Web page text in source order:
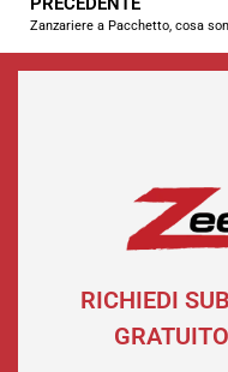
Zanzariere a Pacchetto, cosa
RICHIEDI